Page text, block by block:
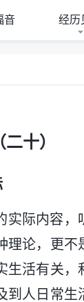
音 经历
十）
际内容，
论，更不
生活有关，
人日常生